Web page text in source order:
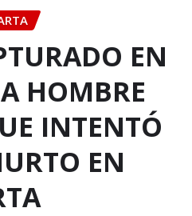
EN
HOMBRE
INTENTÓ
EN